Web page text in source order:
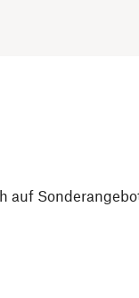
auf